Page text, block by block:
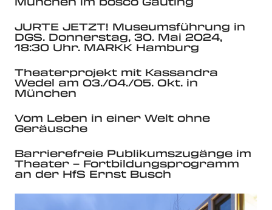
JURTE JETZT! Museumsführung in
DGS. Donnerstag, 30. Mai 2024,
18:30 Uhr. MARKK Hamburg
Theaterprojekt mit Kassandra
Wedel am 03./04./05. Okt. in
München
Vom Leben in einer Welt ohne
Geräusche
Barrierefreie Publikumszugänge im
Theater – Fortbildungsprogramm
an der HfS Ernst Busch